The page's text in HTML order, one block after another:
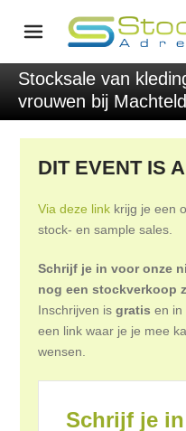
Stocksale van
vrouwen bij Machteld
DIT EVENT IS
Via deze link krijg je een
stock- en sample sales.
Schrijf je in voor onze
nog een stockverkoop
Inschrijven isgratis en in
een link waar je je mee
wensen.
Schrijf je